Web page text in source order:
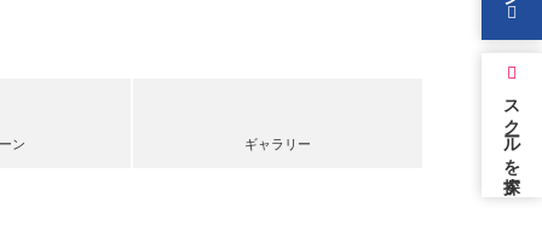
スクールを探す
ン ギャラリー